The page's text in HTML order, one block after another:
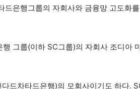
은행그룹의 자회사와 금융망 고도화
그룹(이하 SC그룹)의 자회사 조디아
드차타드은행)의 모회사이기도 하다.